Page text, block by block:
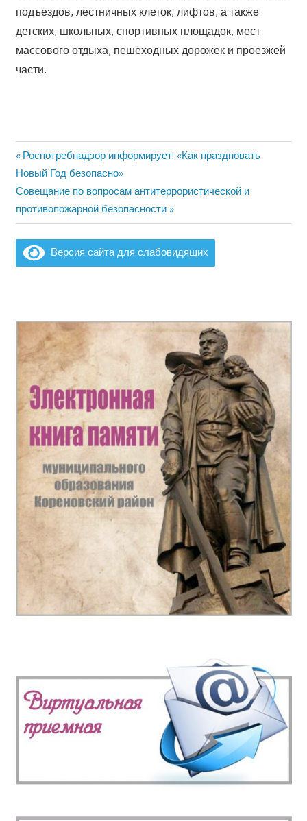
подъездов, лестничных клеток, лифтов, а также
детских, школьных, спортивных площадок, мест
массового отдыха, пешеходных дорожек и проезжей
части.
Навигация
по
записям
Предыдущая
запись:
Роспотребнадзор информирует: «Как праздновать
Новый Год безопасно»
Следующая
запись:
Совещание по вопросам антитеррористической и
противопожарной безопасности
Версия сайта для слабовидящих